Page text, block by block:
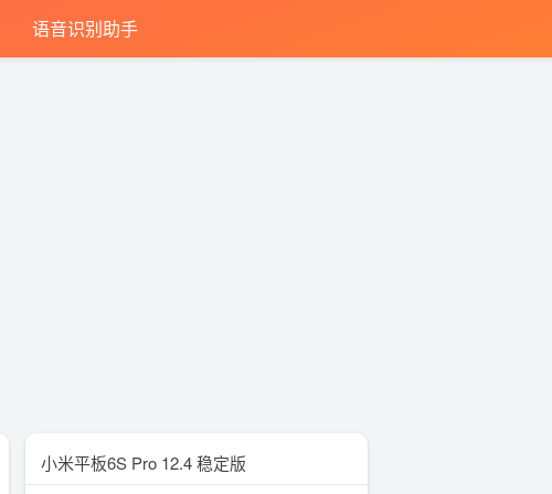
语音识别助手
小米平板6S Pro 12.4 稳定版